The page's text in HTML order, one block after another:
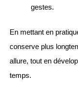
gestes.
En mettant en
conserve plus
allure, tout en
temps.